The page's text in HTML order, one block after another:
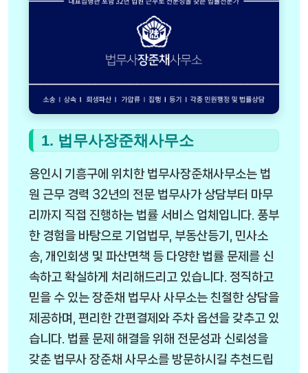
1. 법무사장준채사무소
용인시 기흥구에 위치한 법무사장준채사무소는 법
원 근무 경력 32년의 전문 법무사가 상담부터 마무
리까지 직접 진행하는 법률 서비스 업체입니다. 풍부
한 경험을 바탕으로 기업법무, 부동산등기, 민사소
송, 개인회생 및 파산면책 등 다양한 법률 문제를 신
속하고 확실하게 처리해드리고 있습니다. 정직하고
믿을 수 있는 장준채 법무사 사무소는 친절한 상담을
제공하며, 편리한 간편결제와 주차 옵션을 갖추고 있
습니다. 법률 문제 해결을 위해 전문성과 신뢰성을
갖춘 법무사 장준채 사무소를 방문하시길 추천드립